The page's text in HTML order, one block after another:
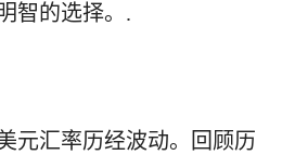
智的选择。.
元汇率历经波动。回顾历